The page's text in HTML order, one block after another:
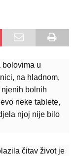
bolovima u
na hladnom,
njenih bolnih
neke tablete,
njoj nije bilo
čitav život je